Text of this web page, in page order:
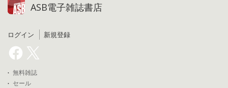
ASB電子雑誌書店
ログイン 新規登録
無料雑誌
セール